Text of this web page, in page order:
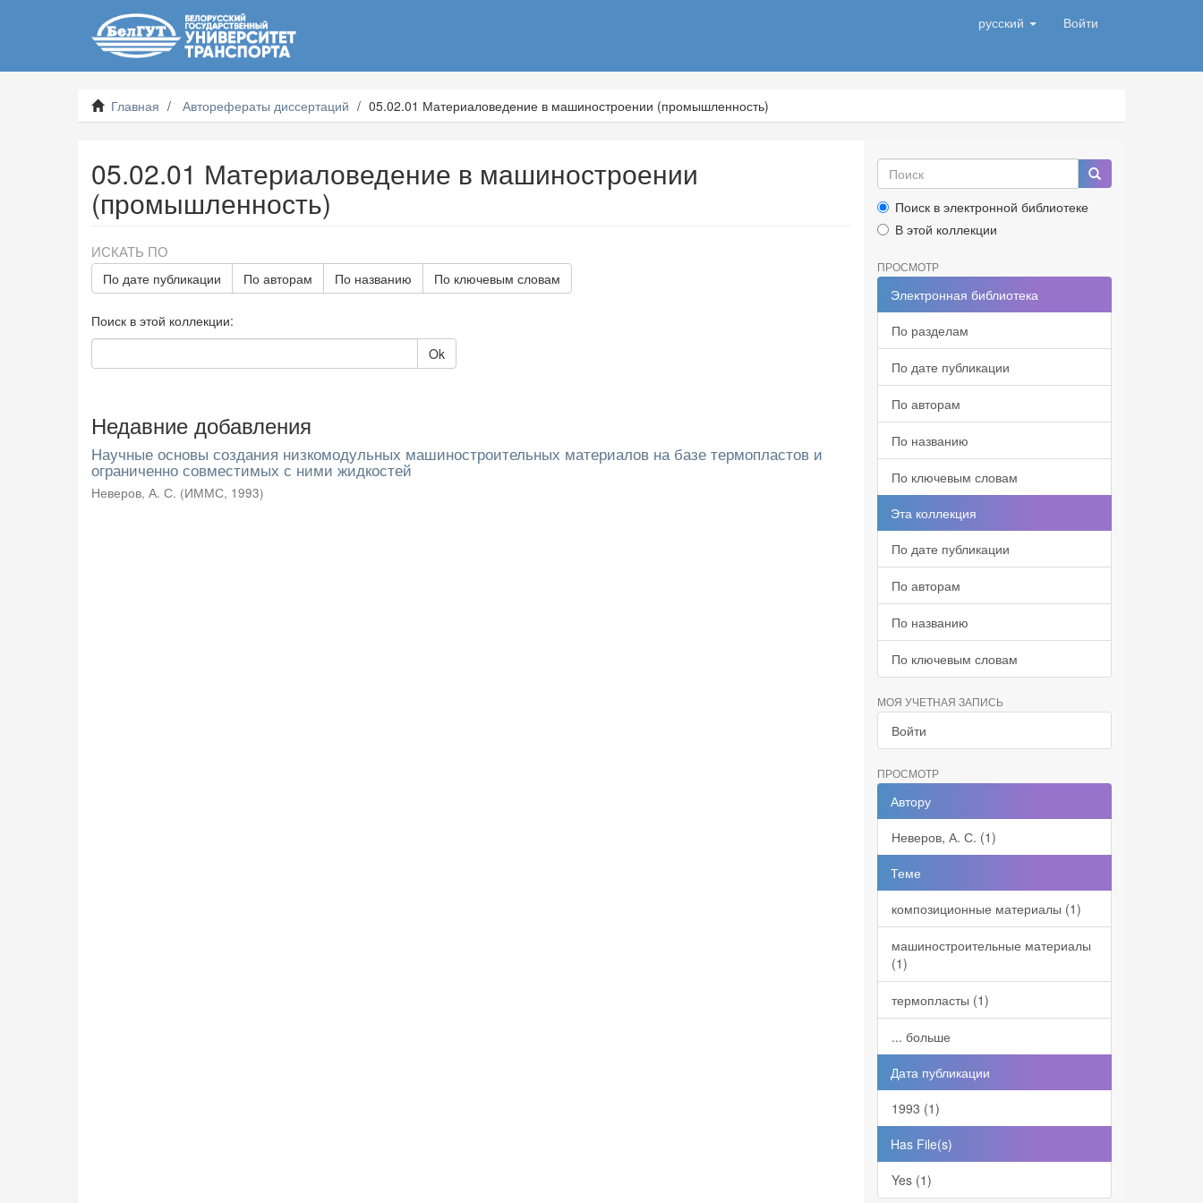
русский Войти
Главная Авторефераты диссертаций 05.02.01 Материаловедение в машиностроении (промышленность)
05.02.01 Материаловедение в машиностроении
(промышленность)
ИСКАТЬ ПО
По дате публикации По авторам По названию По ключевым словам
Поиск в этой коллекции:
Ok
Недавние добавления
Научные основы создания низкомодульных машиностроительных материалов на базе термопластов и
ограниченно совместимых с ними жидкостей
Неверов, А. С. (ИММС, 1993)
Поиск в электронной библиотеке
В этой коллекции
ПРОСМОТР
Электронная библиотека
По разделам
По дате публикации
По авторам
По названию
По ключевым словам
Эта коллекция
По дате публикации
По авторам
По названию
По ключевым словам
МОЯ УЧЕТНАЯ ЗАПИСЬ
Войти
ПРОСМОТР
Автору
Неверов, А. С. (1)
Теме
композиционные материалы (1)
машиностроительные материалы
(1)
термопласты (1)
... больше
Дата публикации
1993 (1)
Has File(s)
Yes (1)